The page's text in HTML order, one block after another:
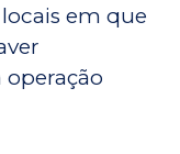
em que
operação